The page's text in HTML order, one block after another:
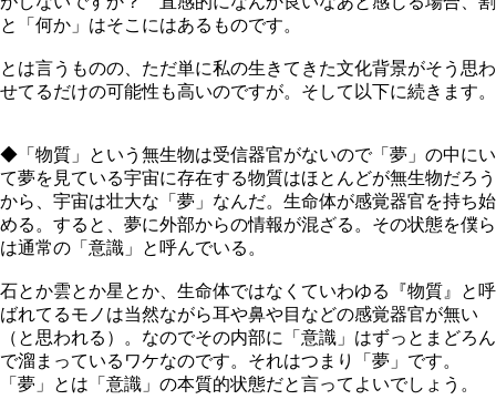
と「何か」はそこにはあるものです。
とは言うものの、ただ単に私の生きてきた文化背景がそう思わ
せてるだけの可能性も高いのですが。そして以下に続きます。
◆「物質」という無生物は受信器官がないので「夢」の中にい
て夢を見ている宇宙に存在する物質はほとんどが無生物だろう
から、宇宙は壮大な「夢」なんだ。生命体が感覚器官を持ち始
める。すると、夢に外部からの情報が混ざる。その状態を僕ら
は通常の「意識」と呼んでいる。
石とか雲とか星とか、生命体ではなくていわゆる『物質』と呼
ばれてるモノは当然ながら耳や鼻や目などの感覚器官が無い
（と思われる）。なのでその内部に「意識」はずっとまどろん
で溜まっているワケなのです。それはつまり「夢」です。
「夢」とは「意識」の本質的状態だと言ってよいでしょう。